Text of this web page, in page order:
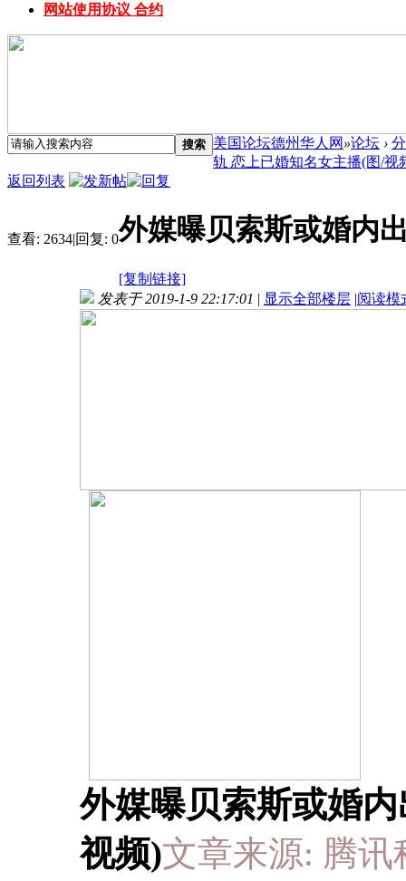
网站使用协议 合约
搜索 美国论坛德州华人网 »论坛 ›
轨 恋上已婚知名女主播(图/视
返回列表
查看: 2634|回复: 0外媒曝贝索斯或婚内
[复制链接]
发表于 2019-1-9 22:17:01 | 显示全部楼层 |阅读模
外媒曝贝索斯或婚
视频)文章来源: 腾讯